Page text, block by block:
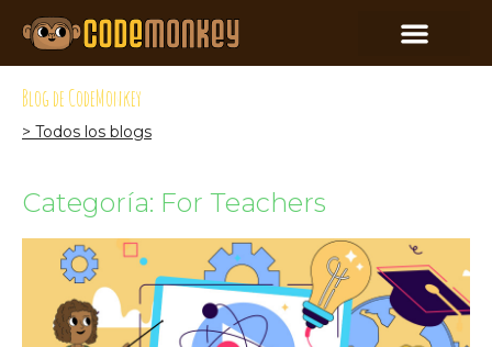
Blog de CodeMonkey
> Todos los blogs
Categoría: For Teachers